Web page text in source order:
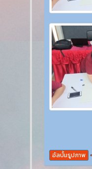
อัลบั้มรูปภาพ